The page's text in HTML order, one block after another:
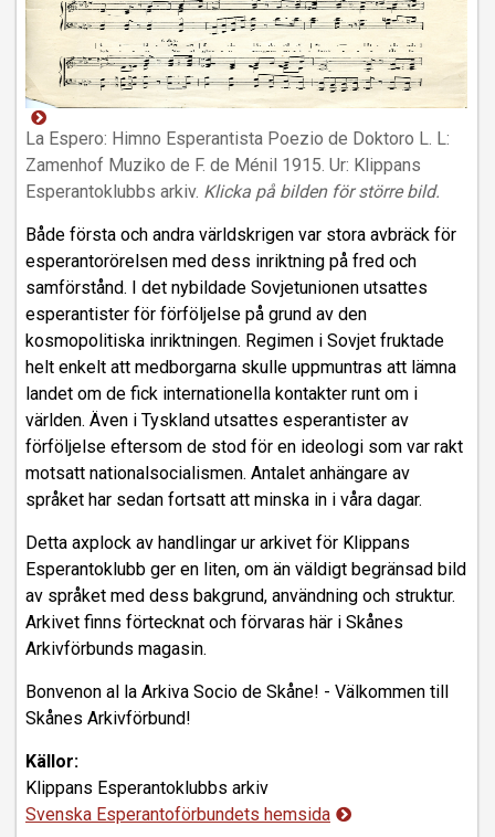
La Espero: Himno Esperantista Poezio de Doktoro L. L:
Zamenhof Muziko de F. de Ménil 1915. Ur: Klippans
Esperantoklubbs arkiv. Klicka på bilden för större bild.
Både första och andra världskrigen var stora avbräck för
esperantorörelsen med dess inriktning på fred och
samförstånd. I det nybildade Sovjetunionen utsattes
esperantister för förföljelse på grund av den
kosmopolitiska inriktningen. Regimen i Sovjet fruktade
helt enkelt att medborgarna skulle uppmuntras att lämna
landet om de fick internationella kontakter runt om i
världen. Även i Tyskland utsattes esperantister av
förföljelse eftersom de stod för en ideologi som var rakt
motsatt nationalsocialismen. Antalet anhängare av
språket har sedan fortsatt att minska in i våra dagar.
Detta axplock av handlingar ur arkivet för Klippans
Esperantoklubb ger en liten, om än väldigt begränsad bild
av språket med dess bakgrund, användning och struktur.
Arkivet finns förtecknat och förvaras här i Skånes
Arkivförbunds magasin.
Bonvenon al la Arkiva Socio de Skåne! - Välkommen till
Skånes Arkivförbund!
Källor:
Klippans Esperantoklubbs arkiv
Svenska Esperantoförbundets hemsida